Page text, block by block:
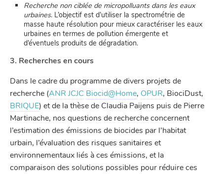
Recherche non ciblée de micropolluants dans les eaux
urbaines. L’objectif est d’utiliser la spectrométrie de
masse haute résolution pour mieux caractériser les eaux
urbaines en termes de pollution émergente et
d’éventuels produits de dégradation.
3. Recherches en cours
Dans le cadre du programme de divers projets de
recherche (ANR JCJC Biocid@Home, OPUR, BiociDust,
BRIQUE) et de la thèse de Claudia Paijens puis de Pierre
Martinache, nos questions de recherche concernent
l’estimation des émissions de biocides par l’habitat
urbain, l’évaluation des risques sanitaires et
environnementaux liés à ces émissions, et la
comparaison des solutions possibles pour réduire ces